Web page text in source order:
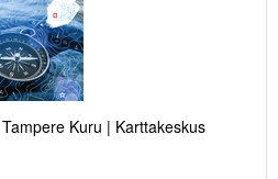
Kuru | Karttakeskus